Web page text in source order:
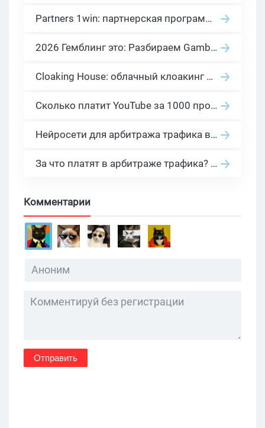
Partners 1win: партнерская программа казино в нише гемблинг арбитраж
2026 Гемблинг это: Разбираем Gambling вертикаль, и все что связано с гемблинг и беттинг офферами
Cloaking House: облачный клоакинг для фильтрации ботов FB и Google Ads — гайд PHP-интеграции 2026
Сколько платит YouTube за 1000 просмотров в 2026: реальные цифры от 0.5 до 36 USD по ГЕО
Нейросети для арбитража трафика в 2026: инструменты, кейсы и AI-медиабайеры
За что платят в арбитраже трафика? 30 моделей оплаты в бурж и СНГ партнерках
Комментарии
Отправить